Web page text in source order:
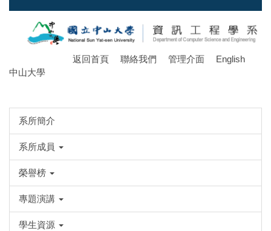
跳
容
返回首頁 聯絡我們 管理介面 English
中山大學
系所簡介
系所成員
榮譽榜
專題演講
學生資源